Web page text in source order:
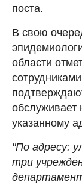
поста.
В свою
области
обслуживает
указанному
"По адресу:
три